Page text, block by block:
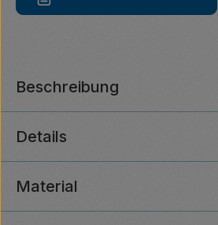
Beschreibung
Details
Material